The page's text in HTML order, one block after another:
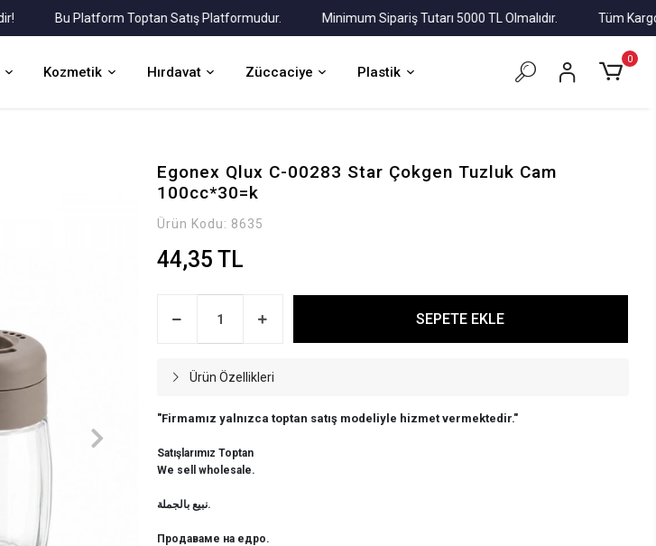
Bu Platform Toptan Satış Platformudur. Minimum Sipariş Tutarı 5000 TL Olmalıdır. Tüm Kargolar
Kozmetik Hırdavat Züccaciye Plastik
0
Egonex Qlux C-00283 Star Çokgen Tuzluk Cam
100cc*30=k
Ürün Kodu: 8635
44,35 TL
SEPETE EKLE
Ürün Özellikleri
"Firmamız yalnızca toptan satış modeliyle hizmet vermektedir."
Satışlarımız Toptan
We sell wholesale.
نبيع بالجملة.
Продаваме на едро.